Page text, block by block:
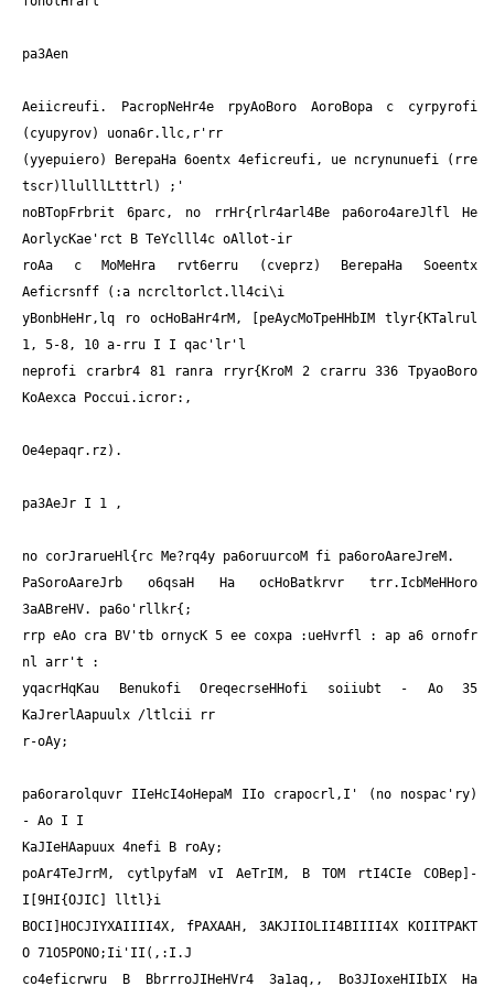
pa3Aen
Aeiicreufi. PacropNeHr4e rpyAoBoro AoroBopa c cyrpyrofi
(cyupyrov) uona6r.llc,r'rr
(yyepuiero) BerepaHa 6oentx 4eficreufi, ue ncrynunuefi (rre
tscr)llulllLtttrl) ;'
noBTopFrbrit 6parc, no rrHr{rlr4arl4Be pa6oro4areJlfl He
AorlycKae'rct B TeYclll4c oAllot-ir
roAa c MoMeHra rvt6erru (cveprz) BerepaHa Soeentx
Aeficrsnff (:a ncrcltorlct.ll4ci\i
yBonbHeHr,lq ro ocHoBaHr4rM, [peAycMoTpeHHbIM tlyr{KTalrul
1, 5-8, 10 a-rru I I qac'lr'l
neprofi crarbr4 81 ranra rryr{KroM 2 crarru 336 TpyaoBoro
KoAexca Poccui.icror:,
Oe4epaqr.rz).
pa3AeJr I 1 ,
no corJrarueHl{rc Me?rq4y pa6oruurcoM fi pa6oroAareJreM.
PaSoroAareJrb o6qsaH Ha ocHoBatkrvr trr.IcbMeHHoro
3aABreHV. pa6o'rllkr{;
rrp eAo cra BV'tb ornycK 5 ee coxpa :ueHvrfl : ap a6 ornofr
nl arr't :
yqacrHqKau Benukofi OreqecrseHHofi soiiubt - Ao 35
KaJrerlAapuulx /ltlcii rr
r-oAy;
pa6orarolquvr IIeHcI4oHepaM IIo crapocrl,I' (no nospac'ry)
- Ao I I
KaJIeHAapuux 4nefi B roAy;
poAr4TeJrrM, cytlpyfaM vI AeTrIM, B TOM rtI4CIe COBep]-
I[9HI{OJIC] lltl}i
BOCI]HOCJIYXAIIII4X, fPAXAAH, 3AKJIIOLII4BIIII4X KOIITPAKT
O 71O5PONO;Ii'II(,:I.J
co4eficrwru B BbrrroJIHeHVr4 3a1aq,, Bo3JIoxeHIIbIX Ha